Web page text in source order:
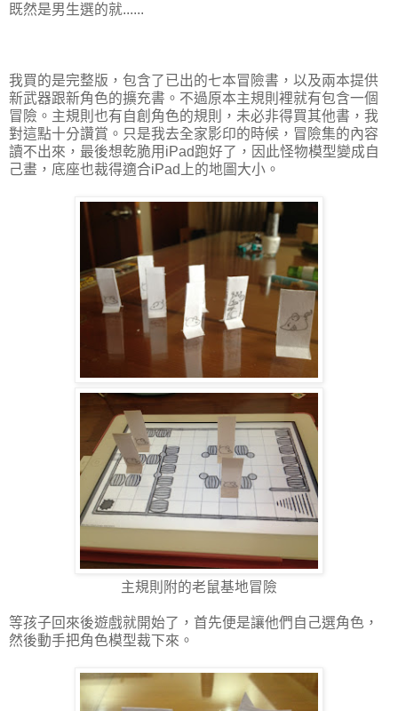
既然是男生選的就......
我買的是完整版，包含了已出的七本冒險書，以及兩本提供
新武器跟新角色的擴充書。不過原本主規則裡就有包含一個
冒險。主規則也有自創角色的規則，未必非得買其他書，我
對這點十分讚賞。只是我去全家影印的時候，冒險集的內容
讀不出來，最後想乾脆用iPad跑好了，因此怪物模型變成自
己畫，底座也裁得適合iPad上的地圖大小。
主規則附的老鼠基地冒險
等孩子回來後遊戲就開始了，首先便是讓他們自己選角色，
然後動手把角色模型裁下來。